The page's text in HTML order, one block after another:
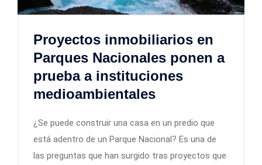
Proyectos inmobiliarios en
Parques Nacionales ponen a
prueba a instituciones
medioambientales
¿Se puede construir una casa en un predio que
está adentro de un Parque Nacional? Es una de
las preguntas que han surgido tras proyectos que